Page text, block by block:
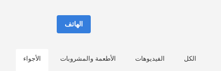
الهاتف
الأجواء الأطعمة والمشروبات الفيديوهات الكل